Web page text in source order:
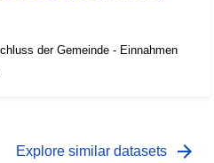
der Gemeinde - Einnahmen
Explore similar datasets arrow_forward